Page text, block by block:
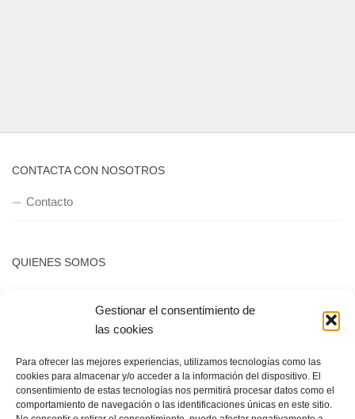
Gestionar el consentimiento de
las cookies
Para ofrecer las mejores experiencias, utilizamos tecnologías como las
cookies para almacenar y/o acceder a la información del dispositivo. El
consentimiento de estas tecnologías nos permitirá procesar datos como el
comportamiento de navegación o las identificaciones únicas en este sitio.
CONTACTA CON NOSOTROS
Contacto
QUIENES SOMOS
Política de privacidad